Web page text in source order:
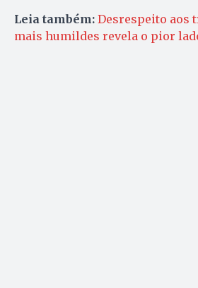
Leia também: Desrespeito aos
mais humildes revela o pior